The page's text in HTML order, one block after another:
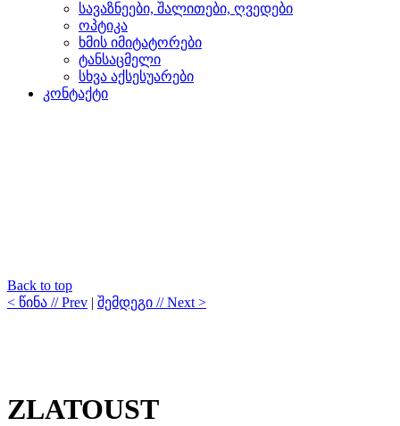
სავაზნეები, შალითები, ღვედები
ოპტიკა
ხმის იმიტატორები
ტანსაცმელი
სხვა აქსესუარები
კონტაქტი
Back to top
< წინა // Prev | შემდეგი // Next >
ZLATOUST